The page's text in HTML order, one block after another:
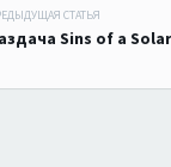
СТАТЬЯ
Sins of a